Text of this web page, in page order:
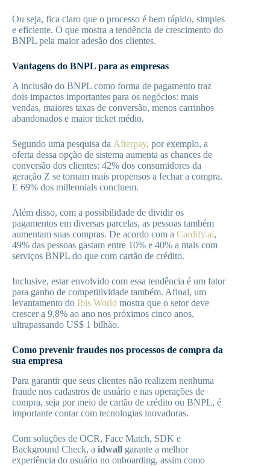
Ou seja, fica claro que o processo é bem rápido, simples
e eficiente. O que mostra a tendência de crescimento do
BNPL pela maior adesão dos clientes.
Vantagens do BNPL para as empresas
A inclusão do BNPL como forma de pagamento traz
dois impactos importantes para os negócios: mais
vendas, maiores taxas de conversão, menos carrinhos
abandonados e maior ticket médio.
Segundo uma pesquisa da Afterpay, por exemplo, a
oferta dessa opção de sistema aumenta as chances de
conversão dos clientes: 42% dos consumidores da
geração Z se tornam mais propensos a fechar a compra.
E 69% dos millennials concluem.
Além disso, com a possibilidade de dividir os
pagamentos em diversas parcelas, as pessoas também
aumentam suas compras. De acordo com a Cardify.ai,
49% das pessoas gastam entre 10% e 40% a mais com
serviços BNPL do que com cartão de crédito.
Inclusive, estar envolvido com essa tendência é um fator
para ganho de competitividade também. Afinal, um
levantamento do Ibis World mostra que o setor deve
crescer a 9,8% ao ano nos próximos cinco anos,
ultrapassando US$ 1 bilhão.
Como prevenir fraudes nos processos de compra da
sua empresa
Para garantir que seus clientes não realizem nenhuma
fraude nos cadastros de usuário e nas operações de
compra, seja por meio de cartão de crédito ou BNPL, é
importante contar com tecnologias inovadoras.
Com soluções de OCR, Face Match, SDK e
Background Check, a idwall garante a melhor
experiência do usuário no onboarding, assim como